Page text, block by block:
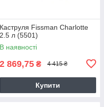
Каструля Fissman Charlotte
2.5 л (5501)
В наявності
2 869,75 ₴ 4 415 ₴
Купити